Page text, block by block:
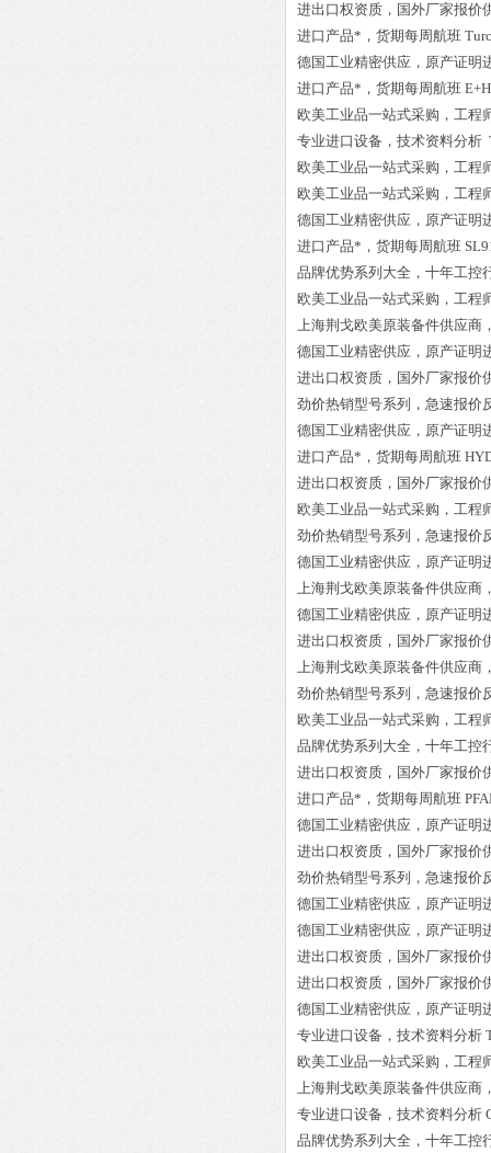
进出口权资质，国外厂家报价
进口产品*，货期每周航班
德国工业精密供应，原产证明
进口产品*，货期每周航班
欧美工业品一站式采购，工程
专业进口设备，技术资料分析
欧美工业品一站式采购，工程
欧美工业品一站式采购，工程
德国工业精密供应，原产证明
进口产品*，货期每周航班
品牌优势系列大全，十年工控
欧美工业品一站式采购，工程
上海荆戈欧美原装备件供应商
德国工业精密供应，原产证明
进出口权资质，国外厂家报价
劲价热销型号系列，急速报价
德国工业精密供应，原产证明
进口产品*，货期每周航班
进出口权资质，国外厂家报价
欧美工业品一站式采购，工程
劲价热销型号系列，急速报价
德国工业精密供应，原产证明
上海荆戈欧美原装备件供应商
德国工业精密供应，原产证明
进出口权资质，国外厂家报价
上海荆戈欧美原装备件供应商
劲价热销型号系列，急速报价
欧美工业品一站式采购，工程
品牌优势系列大全，十年工控
进出口权资质，国外厂家报价
进口产品*，货期每周航班
德国工业精密供应，原产证明
进出口权资质，国外厂家报价
劲价热销型号系列，急速报价
德国工业精密供应，原产证明
德国工业精密供应，原产证明
进出口权资质，国外厂家报价
进出口权资质，国外厂家报价
德国工业精密供应，原产证明
专业进口设备，技术资料分析
欧美工业品一站式采购，工程
上海荆戈欧美原装备件供应商
专业进口设备，技术资料分析
品牌优势系列大全，十年工控